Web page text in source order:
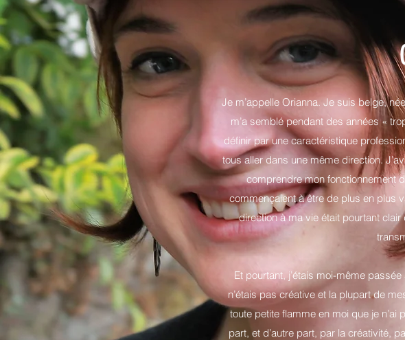
Je m’appelle Orianna. Je suis belge,
m’a semblé pendant des années «
définir par une caractéristique
tous aller dans une même direction.
comprendre mon fonctionnement
commençaient à être de plus en plus
direction à ma vie était pourtant
Et pourtant, j’étais moi-même
n’étais pas créative et la plupart de
toute petite flamme en moi que je n’ai
part, et d’autre part, par la créativité,